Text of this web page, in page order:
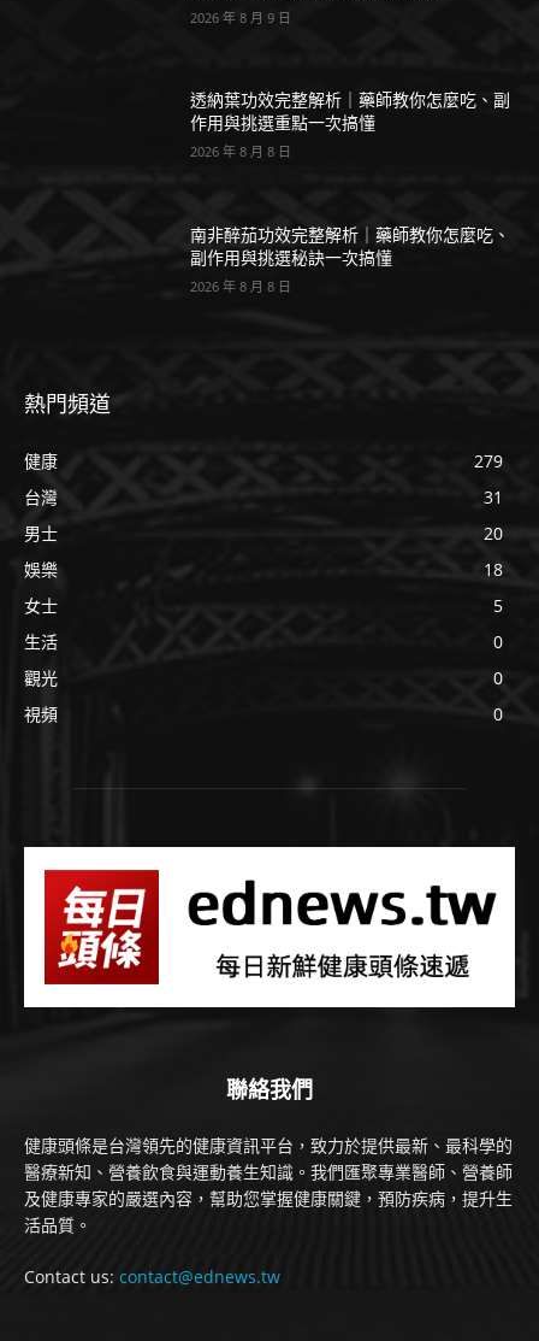
2026 年 8 月 9 日
透納葉功效完整解析｜藥師教你怎麼吃、副
作用與挑選重點一次搞懂
2026 年 8 月 8 日
南非醉茄功效完整解析｜藥師教你怎麼吃、
副作用與挑選秘訣一次搞懂
2026 年 8 月 8 日
熱門頻道
健康
279
台灣
31
男士
20
娛樂
18
女士
5
生活
0
觀光
0
視頻
0
聯絡我們
健康頭條是台灣領先的健康資訊平台，致力於提供最新、最科學的
醫療新知、營養飲食與運動養生知識。我們匯聚專業醫師、營養師
及健康專家的嚴選內容，幫助您掌握健康關鍵，預防疾病，提升生
活品質。
Contact us: contact@ednews.tw